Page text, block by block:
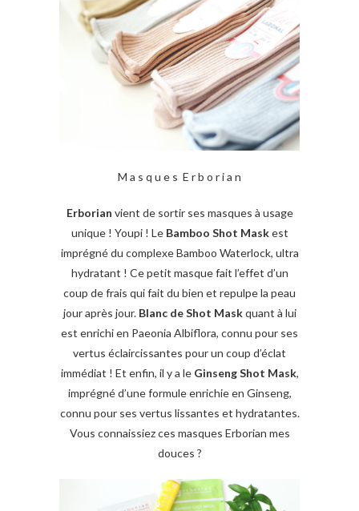
M a s q u e s E r b o r i a n
Erborian vient de sortir ses masques à usage
unique ! Youpi ! Le Bamboo Shot Maskest
imprégné du complexe Bamboo Waterlock, ultra
hydratant ! Ce petit masque fait l’effet d’un
coup de frais qui fait du bien et repulpe la peau
jour après jour. Blanc de Shot Maskquant à lui
est enrichi en Paeonia Albiflora, connu pour ses
vertus éclaircissantes pour un coup d’éclat
immédiat ! Et enfin, il y a le Ginseng Shot Mask,
imprégné d’une formule enrichie en Ginseng,
connu pour ses vertus lissantes et hydratantes.
Vous connaissiez ces masques Erborian mes
douces ?